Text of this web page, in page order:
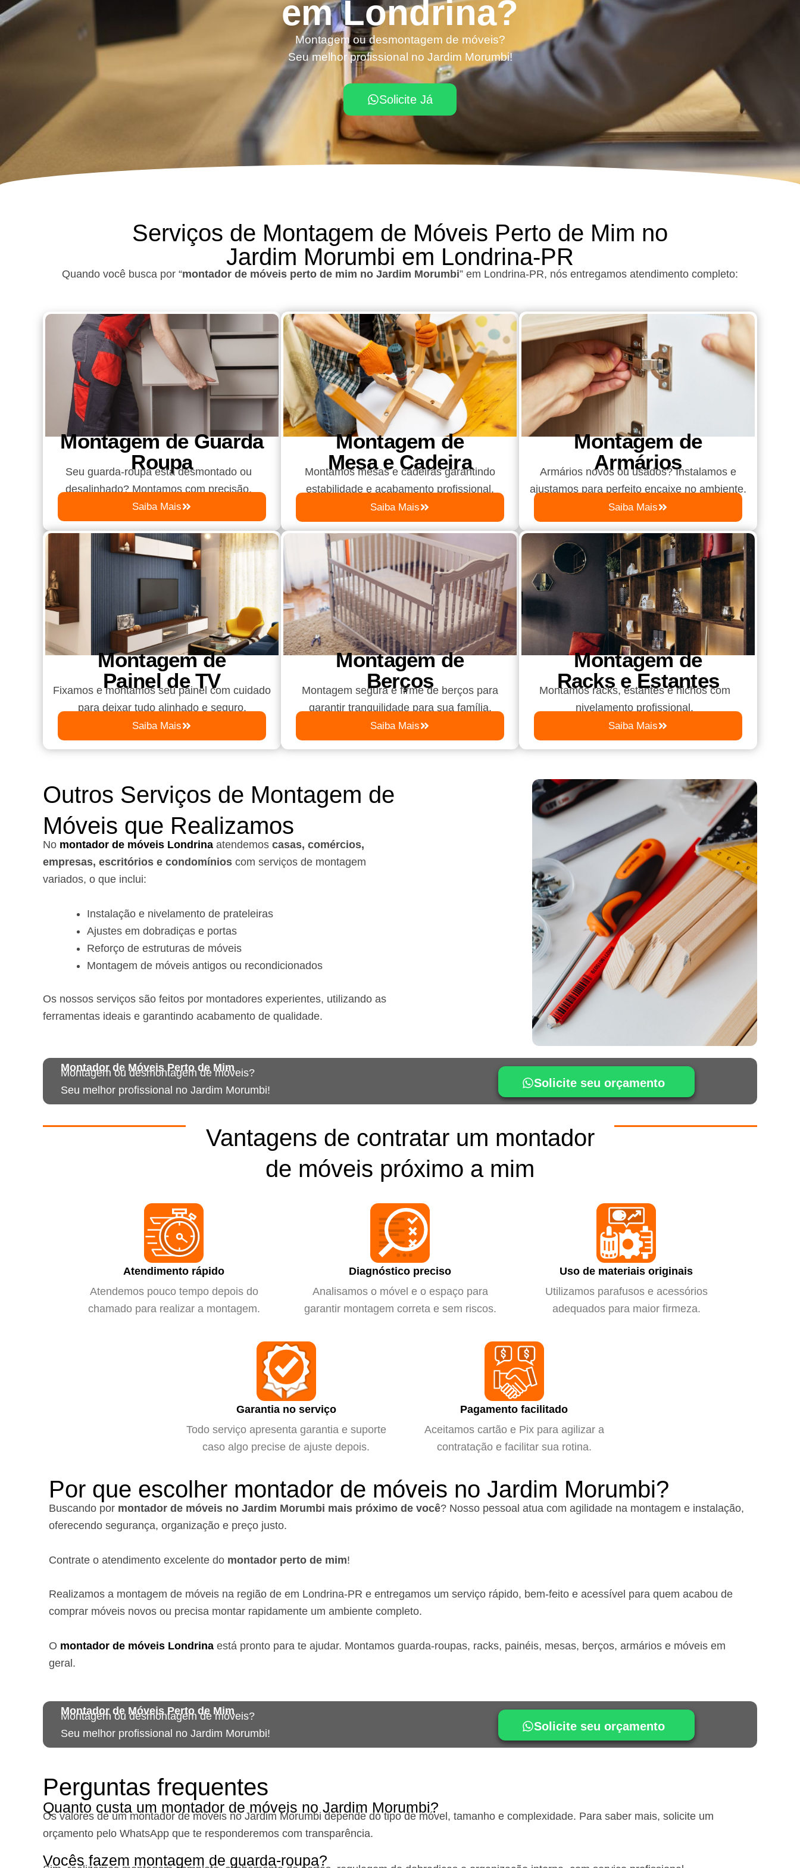
em Londrina?
Montagem ou desmontagem de móveis?
Seu melhor profissional no Jardim Morumbi!
Solicite Já
Serviços de Montagem de Móveis Perto de Mim no
Jardim Morumbi em Londrina-PR
Quando você busca por “montador de móveis perto de mim no Jardim Morumbi” em Londrina-PR, nós entregamos atendimento completo:
Montagem de Guarda
Roupa​
Seu guarda-roupa está desmontado ou
desalinhado? Montamos com precisão.
Saiba Mais
Montagem de
Mesa e Cadeira
Montamos mesas e cadeiras garantindo
estabilidade e acabamento profissional.
Saiba Mais
Montagem de
Armários
Armários novos ou usados? Instalamos e
ajustamos para perfeito encaixe no ambiente.
Saiba Mais
Montagem de
Painel de TV
Fixamos e montamos seu painel com cuidado
para deixar tudo alinhado e seguro.
Saiba Mais
Montagem de
Berços
Montagem segura e firme de berços para
garantir tranquilidade para sua família.
Saiba Mais
Montagem de
Racks e Estantes
Montamos racks, estantes e nichos com
nivelamento profissional.
Saiba Mais
Outros Serviços de Montagem de
Móveis que Realizamos
No montador de móveis Londrina atendemos casas, comércios,
empresas, escritórios e condomínios com serviços de montagem
variados, o que inclui:
Instalação e nivelamento de prateleiras
Ajustes em dobradiças e portas
Reforço de estruturas de móveis
Montagem de móveis antigos ou recondicionados
Os nossos serviços são feitos por montadores experientes, utilizando as
ferramentas ideais e garantindo acabamento de qualidade.
Montador de Móveis Perto de Mim
Montagem ou desmontagem de móveis?
Seu melhor profissional no Jardim Morumbi!
Solicite seu orçamento
Vantagens de contratar um montador
de móveis próximo a mim
Atendimento rápido
Atendemos pouco tempo depois do
chamado para realizar a montagem.
Diagnóstico preciso
Analisamos o móvel e o espaço para
garantir montagem correta e sem riscos.
Uso de materiais originais
Utilizamos parafusos e acessórios
adequados para maior firmeza.
Garantia no serviço
Todo serviço apresenta garantia e suporte
caso algo precise de ajuste depois.
Pagamento facilitado
Aceitamos cartão e Pix para agilizar a
contratação e facilitar sua rotina.
Por que escolher montador de móveis no Jardim Morumbi?
Buscando por montador de móveis no Jardim Morumbi mais próximo de você? Nosso pessoal atua com agilidade na montagem e instalação,
oferecendo segurança, organização e preço justo.
Contrate o atendimento excelente do montador perto de mim!
Realizamos a montagem de móveis na região de em Londrina-PR e entregamos um serviço rápido, bem-feito e acessível para quem acabou de
comprar móveis novos ou precisa montar rapidamente um ambiente completo.
O montador de móveis Londrina está pronto para te ajudar. Montamos guarda-roupas, racks, painéis, mesas, berços, armários e móveis em
geral.
Montador de Móveis Perto de Mim
Montagem ou desmontagem de móveis?
Seu melhor profissional no Jardim Morumbi!
Solicite seu orçamento
Perguntas frequentes
Quanto custa um montador de móveis no Jardim Morumbi?
Os valores de um montador de móveis no Jardim Morumbi depende do tipo de móvel, tamanho e complexidade. Para saber mais, solicite um
orçamento pelo WhatsApp que te responderemos com transparência.
Vocês fazem montagem de guarda-roupa?